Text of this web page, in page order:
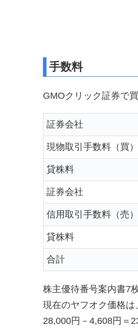
手数料
GMOクリック証券で
証券会社
現物取引手数料（買）
貸株料
証券会社
信用取引手数料（売）
貸株料
合計
株主優待番号案内書7
現在のヤフオク価格は
28,000円－4,608円＝